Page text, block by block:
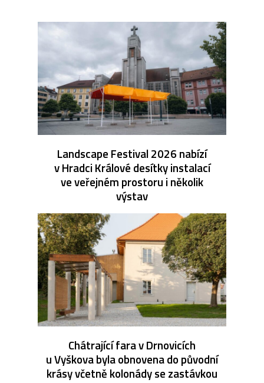
Landscape Festival 2026 nabízí
v Hradci Králové desítky instalací
ve veřejném prostoru i několik
výstav
Chátrající fara v Drnovicích
u Vyškova byla obnovena do původní
krásy včetně kolonády se zastávkou